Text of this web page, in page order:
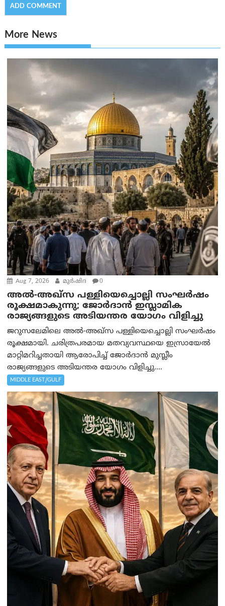
More News
Aug 7, 2026 മുര്‍ഷിദ 0
അൽ-അഖ്‌സ പള്ളിയെച്ചൊല്ലി സംഘർഷം
രൂക്ഷമാകുന്നു; ജോർദാൻ ഇസ്ലാമിക
രാജ്യങ്ങളുടെ അടിയന്തര യോഗം വിളിച്ചു
ജറുസലേമിലെ അൽ-അഖ്‌സ പള്ളിയെച്ചൊല്ലി സംഘർഷം
രൂക്ഷമായി. ചരിത്രപരമായ മതവ്യവസ്ഥയെ ഇസ്രായേൽ
മാറ്റിമറിച്ചതായി ആരോപിച്ച് ജോർദാൻ മുസ്ലീം
രാജ്യങ്ങളുടെ അടിയന്തര യോഗം വിളിച്ചു....
MIDDLE EAST/GULF